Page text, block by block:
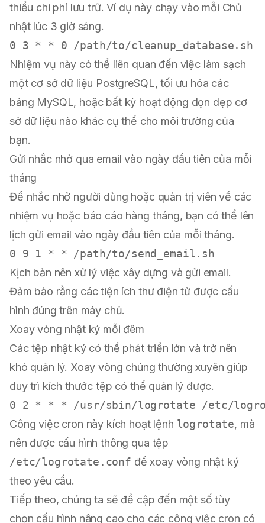
thiểu chi phí lưu trữ. Ví dụ này chạy vào mỗi Chủ
nhật lúc 3 giờ sáng.
Nhiệm vụ này có thể liên quan đến việc làm sạch
một cơ sở dữ liệu PostgreSQL, tối ưu hóa các
bảng MySQL, hoặc bất kỳ hoạt động dọn dẹp cơ
sở dữ liệu nào khác cụ thể cho môi trường của
bạn.
Gửi nhắc nhở qua email vào ngày đầu tiên của mỗi
tháng
Để nhắc nhở người dùng hoặc quản trị viên về các
nhiệm vụ hoặc báo cáo hàng tháng, bạn có thể lên
lịch gửi email vào ngày đầu tiên của mỗi tháng.
Kịch bản nên xử lý việc xây dựng và gửi email.
Đảm bảo rằng các tiện ích thư điện tử được cấu
hình đúng trên máy chủ.
Xoay vòng nhật ký mỗi đêm
Các tệp nhật ký có thể phát triển lớn và trở nên
khó quản lý. Xoay vòng chúng thường xuyên giúp
duy trì kích thước tệp có thể quản lý được.
Công việc cron này kích hoạt lệnh logrotate, mà
nên được cấu hình thông qua tệp
/etc/logrotate.conf để xoay vòng nhật ký
theo yêu cầu.
Tiếp theo, chúng ta sẽ đề cập đến một số tùy
chọn cấu hình nâng cao cho các công việc cron có